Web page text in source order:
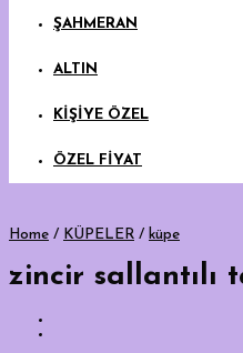
ŞAHMERAN
ALTIN
KİŞİYE ÖZEL
ÖZEL FİYAT
Home / KÜPELER / küpe
zincir sallantılı